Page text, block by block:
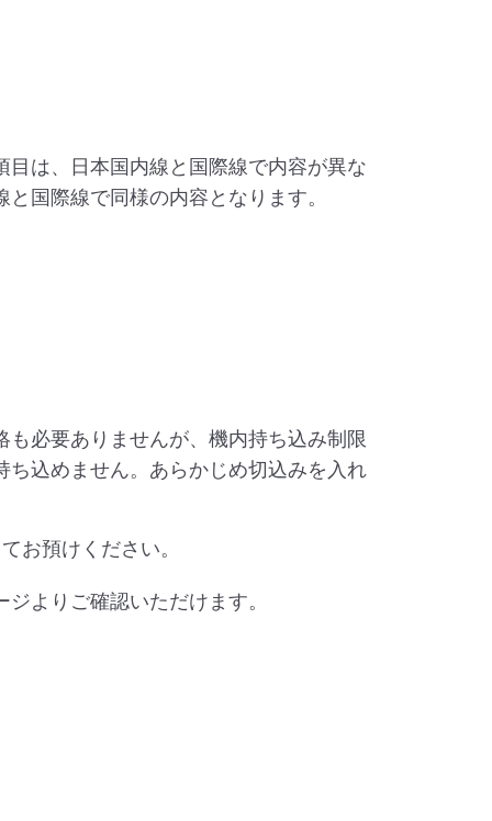
は、日本国内線と国際線で内容が異な
国際線で同様の内容となります。
必要ありませんが、機内持ち込み制限
込めません。あらかじめ切込みを入れ
お預けください。
よりご確認いただけます。